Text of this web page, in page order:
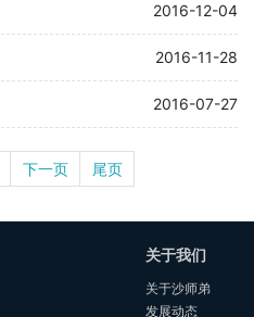
2016-12-04
2016-11-28
2016-07-27
下一页 尾页
关于我们
关于沙师弟
发展动态